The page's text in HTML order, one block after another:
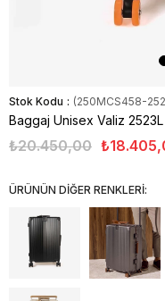
Stok Kodu (250MCS458-
Baggaj Unisex Valiz 2523L
₺20.450,00
ÜRÜNÜN DİĞER RENKLERİ: